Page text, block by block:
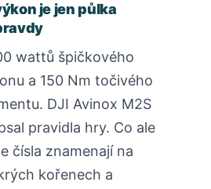
je jen půlka
wattů špičkového
a 150 Nm točivého
DJI Avinox M2S
pravidla hry. Co ale
čísla znamenají na
kořenech a